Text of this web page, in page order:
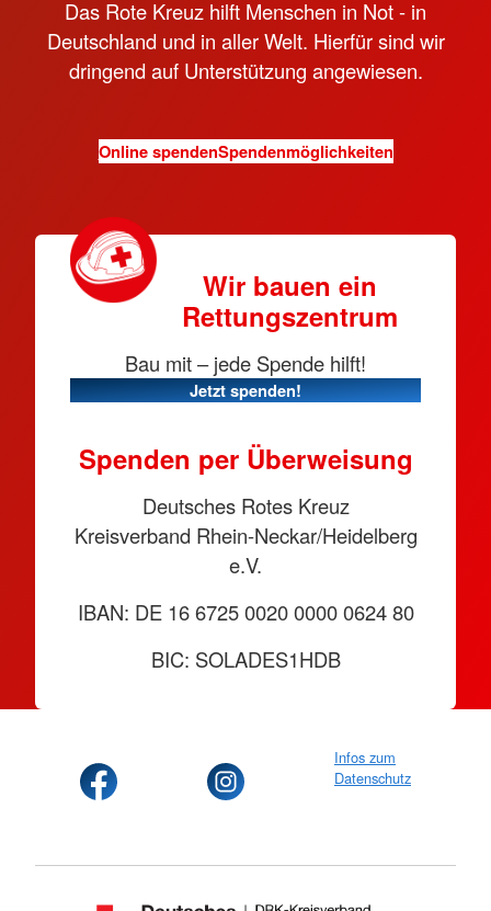
Das Rote Kreuz hilft Menschen in Not - in
Deutschland und in aller Welt. Hierfür sind wir
dringend auf Unterstützung angewiesen.
Online spendenSpendenmöglichkeiten
Wir bauen ein
Rettungszentrum
Bau mit – jede Spende hilft!
Jetzt spenden!
Spenden per Überweisung
Deutsches Rotes Kreuz
Kreisverband Rhein-Neckar/Heidelberg
e.V.
IBAN: DE 16 6725 0020 0000 0624 80
BIC: SOLADES1HDB
Infos zum
Datenschutz